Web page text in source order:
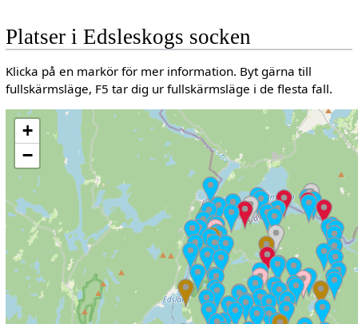
Platser i Edsleskogs socken
Klicka på en markör för mer information. Byt gärna till
fullskärmsläge, F5 tar dig ur fullskärmsläge i de flesta fall.
+
−